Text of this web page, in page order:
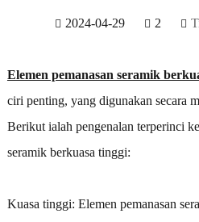
2024-04-29 2
Elemen pemanasan seramik
ciri penting, yang digunakan secara
Berikut ialah pengenalan terperinci
seramik berkuasa tinggi:
Kuasa tinggi: Elemen pemanasan